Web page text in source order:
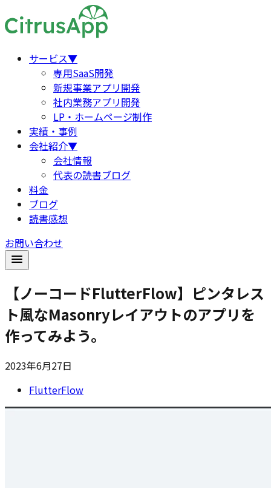
サービス▼
専用SaaS開発
新規事業アプリ開発
社内業務アプリ開発
LP・ホームページ制作
実績・事例
会社紹介▼
会社情報
代表の読書ブログ
料金
ブログ
読書感想
お問い合わせ
【ノーコードFlutterFlow】ピンタレス
ト風なMasonryレイアウトのアプリを
作ってみよう。
2023年6月27日
FlutterFlow